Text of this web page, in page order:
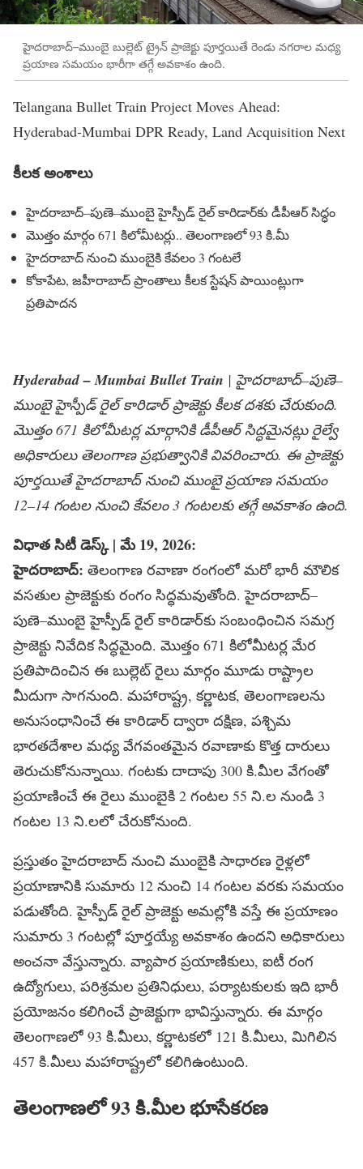
హైదరాబాద్‌–ముంబై బుల్లెట్‌ ట్రైన్‌ ప్రాజెక్టు పూర్తయితే రెండు నగరాల మధ్య
ప్రయాణ సమయం భారీగా తగ్గే అవకాశం ఉంది.
Telangana Bullet Train Project Moves Ahead:
Hyderabad-Mumbai DPR Ready, Land Acquisition Next
కీలక అంశాలు
హైదరాబాద్‌–పుణె–ముంబై హైస్పీడ్‌ రైల్‌ కారిడార్‌కు డీపీఆర్‌ సిద్ధం
మొత్తం మార్గం 671 కిలోమీటర్లు.. తెలంగాణలో 93 కి.మీ
హైదరాబాద్‌ నుంచి ముంబైకి కేవలం 3 గంటలే
కోకాపేట, జహీరాబాద్‌ ప్రాంతాలు కీలక స్టేషన్‌ పాయింట్లుగా
ప్రతిపాదన
Hyderabad – Mumbai Bullet Train | హైదరాబాద్‌–పుణె–
ముంబై హైస్పీడ్‌ రైల్‌ కారిడార్‌ ప్రాజెక్టు కీలక దశకు చేరుకుంది.
మొత్తం 671 కిలోమీటర్ల మార్గానికి డీపీఆర్‌ సిద్ధమైనట్లు రైల్వే
అధికారులు తెలంగాణ ప్రభుత్వానికి వివరించారు. ఈ ప్రాజెక్టు
పూర్తయితే హైదరాబాద్‌ నుంచి ముంబై ప్రయాణ సమయం
12–14 గంటల నుంచి కేవలం 3 గంటలకు తగ్గే అవకాశం ఉంది.
విధాతసిటీ డెస్క్​| మే 19, 2026:
హైదరాబాద్‌: తెలంగాణ రవాణా రంగంలో మరో భారీ మౌలిక
వసతుల ప్రాజెక్టుకు రంగం సిద్ధమవుతోంది. హైదరాబాద్‌–
పుణె–ముంబై హైస్పీడ్‌ రైల్‌ కారిడార్‌కు సంబంధించిన సమగ్ర
ప్రాజెక్టు నివేదిక సిద్ధమైంది. మొత్తం 671 కిలోమీటర్ల మేర
ప్రతిపాదించిన ఈ బుల్లెట్‌ రైలు మార్గం మూడు రాష్ట్రాల
మీదుగా సాగనుంది. మహారాష్ట్ర, కర్ణాటక, తెలంగాణలను
అనుసంధానించే ఈ కారిడార్‌ ద్వారా దక్షిణ, పశ్చిమ
భారతదేశాల మధ్య వేగవంతమైన రవాణాకు కొత్త దారులు
తెరుచుకోనున్నాయి. గంటకు దాదాపు 300 కి.మీల వేగంతో
ప్రయాణించే ఈ రైలు ముంబైకి 2 గంటల 55 ని.ల నుండి 3
గంటల 13 ని.లలో చేరుకోనుంది.
ప్రస్తుతం హైదరాబాద్‌ నుంచి ముంబైకి సాధారణ రైళ్లలో
ప్రయాణానికి సుమారు 12 నుంచి 14 గంటల వరకు సమయం
పడుతోంది. హైస్పీడ్‌ రైల్‌ ప్రాజెక్టు అమల్లోకి వస్తే ఈ ప్రయాణం
సుమారు 3 గంటల్లో పూర్తయ్యే అవకాశం ఉందని అధికారులు
అంచనా వేస్తున్నారు. వ్యాపార ప్రయాణికులు, ఐటీ రంగ
ఉద్యోగులు, పరిశ్రమల ప్రతినిధులు, పర్యాటకులకు ఇది భారీ
ప్రయోజనం కలిగించే ప్రాజెక్టుగా భావిస్తున్నారు. ఈ మార్గం
తెలంగాణలో 93 కి.మీలు, కర్ణాటకలో 121 కి.మీలు, మిగిలిన
457 కి.మీలు మహారాష్ట్రలో కలిగిఉంటుంది.
తెలంగాణలో93 కి.మీల భూసేకరణ